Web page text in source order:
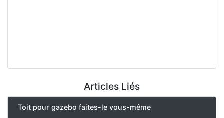
Articles Liés
Toit pour gazebo faites-le vous-même